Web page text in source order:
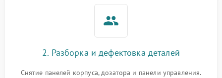
2. Разборка и дефектовка деталей
Снятие панелей корпуса, дозатора и панели управления.